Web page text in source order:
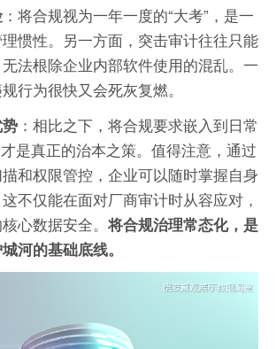
：将合规视为一年一度的“大考”，是一
惯性。另一方面，突击审计往往只能
法根除企业内部软件使用的混乱。一
行为很快又会死灰复燃。
：相比之下，将合规要求嵌入到日常
是真正的治本之策。值得注意，通过
和权限管控，企业可以随时掌握自身
不仅能在面对厂商审计时从容应对，
心数据安全。将合规治理常态化，是
河的基础底线。